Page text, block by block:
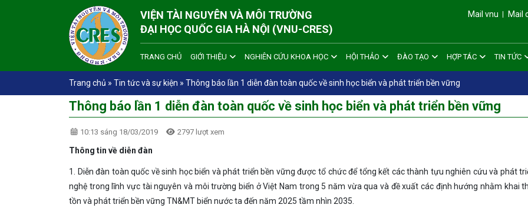
VIỆN TÀI NGUYÊN VÀ MÔI TRƯỜNG
ĐẠI HỌC QUỐC GIA HÀ NỘI (VNU-CRES)
Mail vnu Mail
TRANG CHỦ GIỚI THIỆU NGHIÊN CỨU KHOA HỌC HỘI THẢO ĐÀO TẠO HỢP TÁC TIN TỨC
Trang chủ » Tin tức và sự kiện » Thông báo lần 1 diễn đàn toàn quốc về sinh học biển và phát triển bền vững
Thông báo lần 1 diễn đàn toàn quốc về sinh học biển và phát triển bền vững
10:13 sáng 18/03/2019 2797 lượt xem
Thông tin về diễn đàn
1. Diễn đàn toàn quốc về sinh học biển và phát triển bền vững được tổ chức để tổng kết các thành tựu nghiên cứu và phát
nghệ trong lĩnh vực tài nguyên và môi trường biển ở Việt Nam trong 5 năm vừa qua và đề xuất các định hướng nhằm khai
tồn và phát triển bền vững TN&MT biển nước ta đến năm 2025 tầm nhìn 2035.